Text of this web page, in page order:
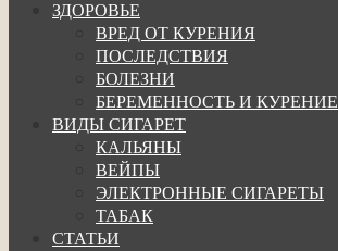
ЗДОРОВЬЕ
ВРЕД ОТ КУРЕНИЯ
ПОСЛЕДСТВИЯ
БОЛЕЗНИ
БЕРЕМЕННОСТЬ И КУРЕНИЕ
ВИДЫ СИГАРЕТ
КАЛЬЯНЫ
ВЕЙПЫ
ЭЛЕКТРОННЫЕ СИГАРЕТЫ
ТАБАК
СТАТЬИ